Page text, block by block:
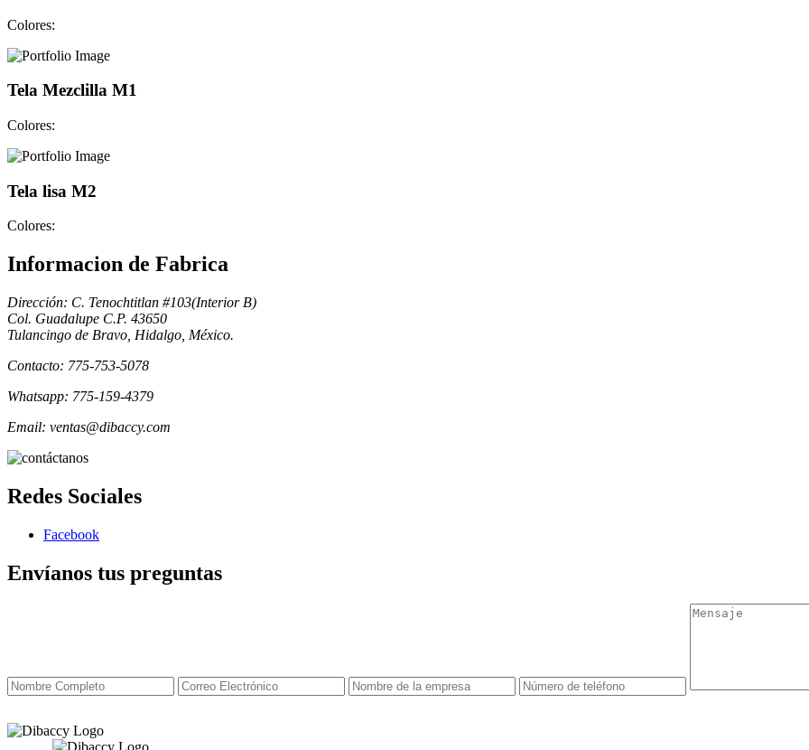
Colores:
Tela Mezclilla M1
Colores:
Tela lisa M2
Colores:
Informacion de Fabrica
Dirección: C. Tenochtitlan #103(Interior B)
Col. Guadalupe C.P. 43650
Tulancingo de Bravo, Hidalgo, México.
Contacto: 775-753-5078
Whatsapp: 775-159-4379
Email: ventas@dibaccy.com
Redes Sociales
Facebook
Envíanos tus preguntas